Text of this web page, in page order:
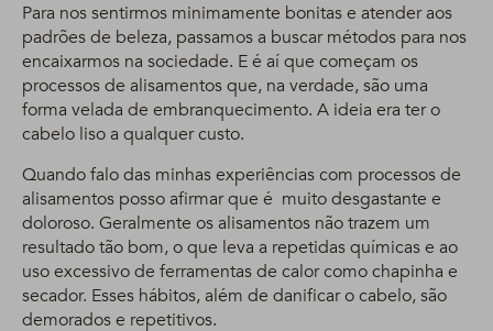
Para nos sentirmos minimamente bonitas e atender aos
padrões de beleza, passamos a buscar métodos para nos
encaixarmos na sociedade. E é aí que começam os
processos de alisamentos que, na verdade, são uma
forma velada de embranquecimento. A ideia era ter o
cabelo liso a qualquer custo.
Quando falo das minhas experiências com processos de
alisamentos posso afirmar que é muito desgastante e
doloroso. Geralmente os alisamentos não trazem um
resultado tão bom, o que leva a repetidas químicas e ao
uso excessivo de ferramentas de calor como chapinha e
secador. Esses hábitos, além de danificar o cabelo, são
demorados e repetitivos.